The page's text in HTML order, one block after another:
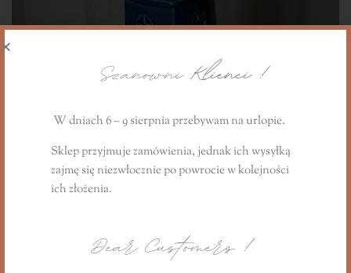
Latarnia morska- lampion duży na tealight, 30 cm
SzanowniKlienci !
W dniach 6 – 9 sierpnia przebywam na urlopie.
Sklep przyjmuje zamówienia, jednak ich wysyłką
zajmę się niezwłoczniepo powrociew kolejności
ich złożenia.
Dear Customers!